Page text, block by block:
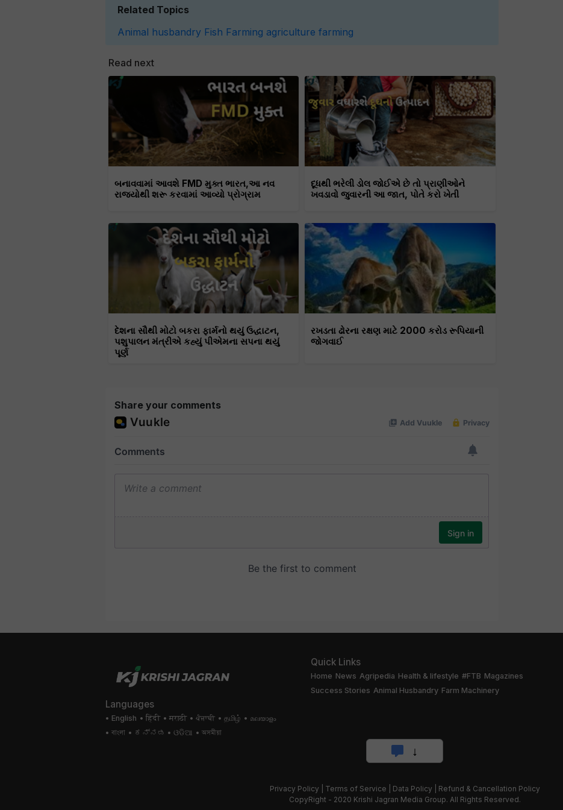
Related Topics
Animal husbandry Fish Farming agriculture farming
Read next
બનાવવામાં આવશે FMD મુક્ત ભારત,આ નવ
રાજ્યોથી શરૂ કરવામાં આવ્યો પ્રોગ્રામ
દૂધથી ભરેલી ડોલ જોઈએ છે તો પ્રાણીઓને
ખવડાવો જુવારની આ જાત, પોતે કરો ખેતી
દેશના સૌથી મોટો બકરા ફાર્મનો થયું ઉદ્ધાટન,
પશુપાલન મંત્રીએ કહ્યું પીએમના સપના થયું
પૂર્ણ
રખડતા ઢોરના રક્ષણ માટે 2000 કરોડ રૂપિયાની
જોગવાઈ
Share your comments
Languages
English हिंदी मराठी ਪੰਜਾਬੀ தமிழ்
മലയാളം
বাংলা
ಕನ್ನಡ ଓଡିଆ অসমীয়া
Quick Links
Home News Agripedia Health & lifestyle #FTB Magazines
Success Stories Animal Husbandry Farm Machinery
Privacy Policy Terms of Service Data Policy
Refund & Cancellation Policy
CopyRight - 2020 Krishi Jagran Media Group. All Rights Reserved.